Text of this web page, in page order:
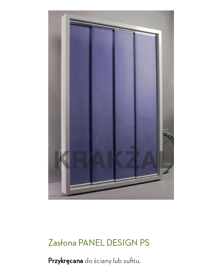
Zasłona PANEL DESIGN PS
Przykręcanado ściany lub sufitu.